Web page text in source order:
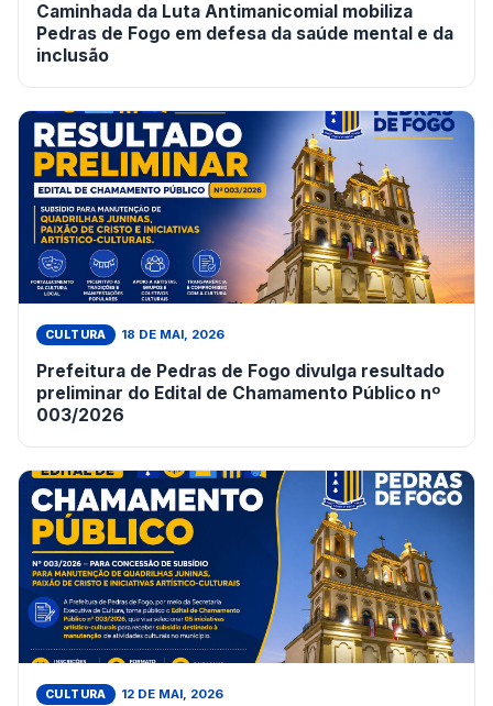
Caminhada da Luta Antimanicomial mobiliza
Pedras de Fogo em defesa da saúde mental e da
inclusão
CULTURA 18 DE MAI, 2026
Prefeitura de Pedras de Fogo divulga resultado
preliminar do Edital de Chamamento Público nº
003/2026
CULTURA 12 DE MAI, 2026